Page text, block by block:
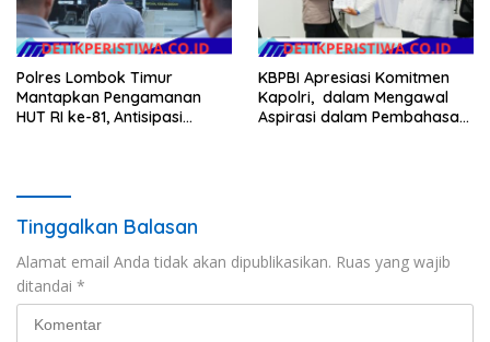
Polres Lombok Timur
Mantapkan Pengamanan
HUT RI ke-81, Antisipasi
KBPBI Apresiasi Komitmen
Kapolri, dalam Mengawal
Aspirasi dalam Pembahasan
Tinggalkan Balasan
Alamat email Anda tidak akan dipublikasikan. Ruas yang wajib
ditandai *